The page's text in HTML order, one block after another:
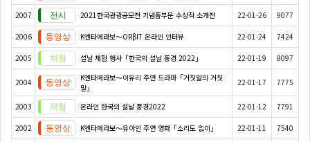
2007 2021한국관광공모전 기념품부문 수상작 소개전 22-01-26 9077
2006 K엔타메라보～ORβIT 온라인 인터뷰 22-01-24 7424
2005 설날 체험 행사「한국의 설날 풍경 2022」 22-01-19 8097
2004
K엔타메라보～이유리 주연 드라마「거짓말의 거짓
말」
22-01-17 7775
2003 온라인 한국의 설날 풍경2022 22-01-12 7791
2002 K엔타메라보～유아인 주연 영화「소리도 없이」 22-01-11 7540